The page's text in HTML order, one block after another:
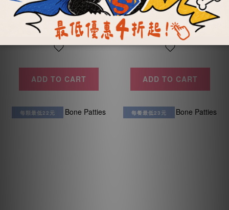
NT$199 ~ NT$3,160
NT$5,572
ADD TO CART
NT$220 ~ NT$3,470
NT$6,160
ADD TO CART
每顆最低22元 每餐最低23元